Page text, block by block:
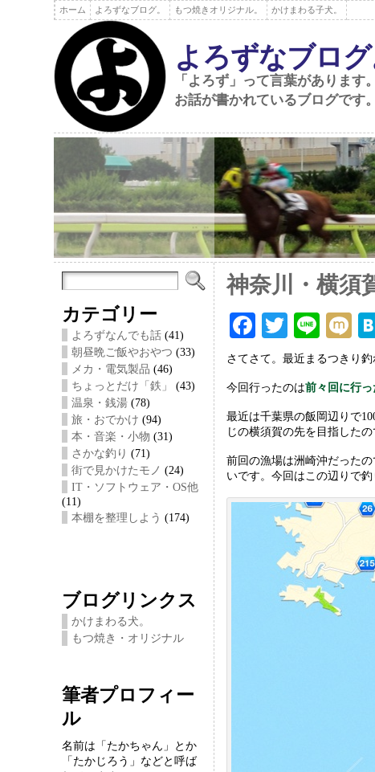
ホーム よろずなブログ。 もつ焼きオリジナル。 かけまわる子犬。
よろずなブログ
「よろず」って言葉がありま
お話が書かれているブログです。
カテゴリー
よろずなんでも話 (41)
朝昼晩ご飯やおやつ (33)
メカ・電気製品 (46)
ちょっとだけ「鉄」
(43)
温泉・銭湯 (78)
旅・おでかけ (94)
本・音楽・小物 (31)
さかな釣り (71)
街で見かけたモノ (24)
IT・ソフトウェア・OS他
(11)
本棚を整理しよう (174)
ブログリンクス
かけまわる犬。
もつ焼き・オリジナル
筆者プロフィー
ル
名前は「たかちゃん」とか
「たかじろう」などと呼ば
神奈川・横須
F
ac
eb
oo
k
T
wi
tt
er
Li
ne ix
i
さてさて。最近まるつきり
今回行ったのは前々回に行っ
最近は千葉県の飯岡辺りで
じの横須賀の先を目指したの
前回の漁場は洲崎沖だった
いです。今回はこの辺りで釣